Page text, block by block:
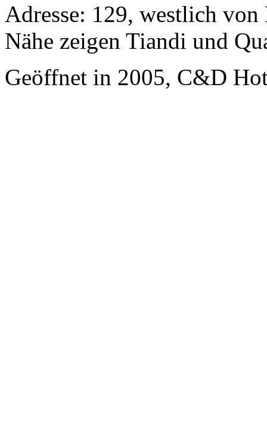
Adresse: 129, westlich
Nähe zeigen Tiandi und
Geöffnet in 2005, C&D